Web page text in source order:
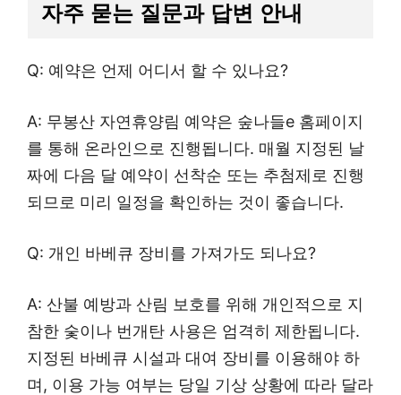
자주 묻는 질문과 답변 안내
Q: 예약은 언제 어디서 할 수 있나요?
A: 무봉산 자연휴양림 예약은 숲나들e 홈페이지
를 통해 온라인으로 진행됩니다. 매월 지정된 날
짜에 다음 달 예약이 선착순 또는 추첨제로 진행
되므로 미리 일정을 확인하는 것이 좋습니다.
Q: 개인 바베큐 장비를 가져가도 되나요?
A: 산불 예방과 산림 보호를 위해 개인적으로 지
참한 숯이나 번개탄 사용은 엄격히 제한됩니다.
지정된 바베큐 시설과 대여 장비를 이용해야 하
며, 이용 가능 여부는 당일 기상 상황에 따라 달라